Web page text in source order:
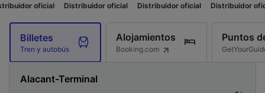
Distribuidor oficial Distribuidor oficial Distribuidor oficial
Billetes
Tren y autobús
Alojamientos
Booking.com
Puntos